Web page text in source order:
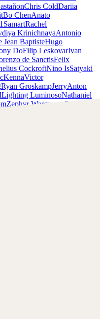
Chris ColdDariia
Bo ChenAnato
SamartRachel
KrinichnayaAntonio
Jean BaptisteHugo
DoFilip LeskovarIvan
de SanctisFelix
CockroftNino IsSatyaki
Victor
Ryan GroskampJerryAnton
Lighting LuminosoNathaniel
Zephyr Wargames
Gonzalo